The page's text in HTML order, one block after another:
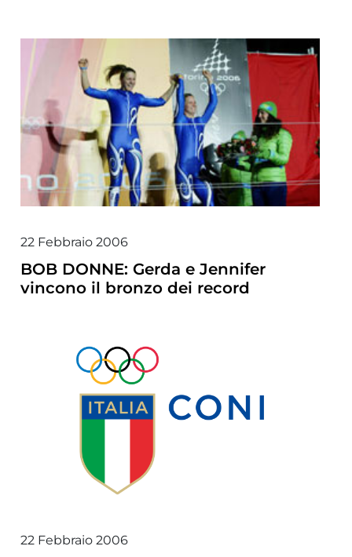
22 Febbraio 2006
BOB DONNE: Gerda e Jennifer
vincono il bronzo dei record
22 Febbraio 2006